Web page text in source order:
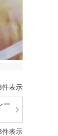
件表示
ー
件表示